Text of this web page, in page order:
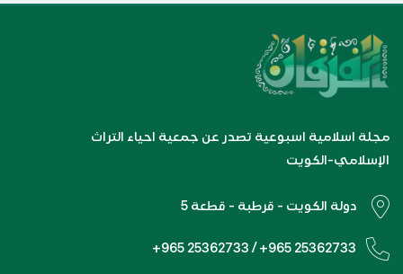
مجلة اسلامية اسبوعية تصدر عن جمعية احياء التراث
الإسلامي-الكويت
دولة الكويت - قرطبة - قطعة 5
+965 25362733 / +965 25362733